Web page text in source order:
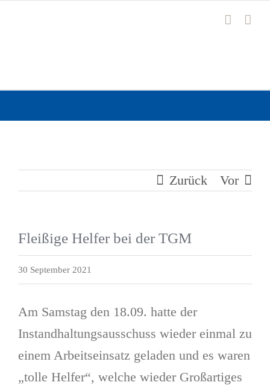
Zurück Vor
Fleißige Helfer bei der TGM
30 September 2021
Am Samstag den 18.09. hatte der
Instandhaltungsausschuss wieder einmal zu
einem Arbeitseinsatz geladen und es waren
„tolle Helfer“, welche wieder Großartiges